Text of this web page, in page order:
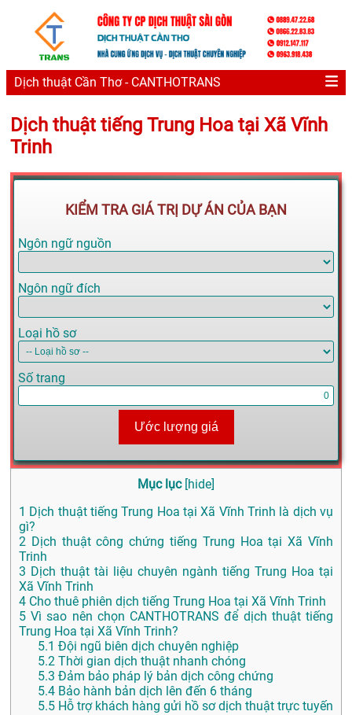
Dịch thuật Cần Thơ - CANTHOTRANS
Dịch thuật tiếng Trung Hoa tại Xã Vĩnh
Trinh
KIỂM TRA GIÁ TRỊ DỰ ÁN CỦA BẠN
Ngôn ngữ nguồn
Ngôn ngữ đích
Loại hồ sơ
Số trang
Ước lượng giá
Mục lục [hide]
1 Dịch thuật tiếng Trung Hoa tại Xã Vĩnh Trinh là dịch vụ
gì?
2 Dịch thuật công chứng tiếng Trung Hoa tại Xã Vĩnh
Trinh
3 Dịch thuật tài liệu chuyên ngành tiếng Trung Hoa tại
Xã Vĩnh Trinh
4 Cho thuê phiên dịch tiếng Trung Hoa tại Xã Vĩnh Trinh
5 Vì sao nên chọn CANTHOTRANS để dịch thuật tiếng
Trung Hoa tại Xã Vĩnh Trinh?
5.1 Đội ngũ biên dịch chuyên nghiệp
5.2 Thời gian dịch thuật nhanh chóng
5.3 Đảm bảo pháp lý bản dịch công chứng
5.4 Bảo hành bản dịch lên đến 6 tháng
5.5 Hỗ trợ khách hàng gửi hồ sơ dịch thuật trực tuyến